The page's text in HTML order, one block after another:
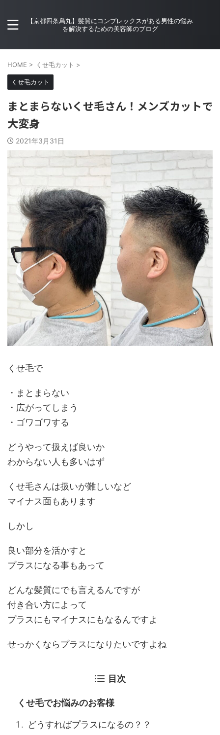
【京都四条烏丸】髪質にコンプレックスがある男性の悩み
を解決するための美容師のブログ
HOME > くせ毛カット >
くせ毛カット
まとまらないくせ毛さん！メンズカットで
大変身
2021年3月31日
くせ毛で
・まとまらない
・広がってしまう
・ゴワゴワする
どうやって扱えば良いか
わからない人も多いはず
くせ毛さんは扱いが難しいなど
マイナス面もあります
しかし
良い部分を活かすと
プラスになる事もあって
どんな髪質にでも言えるんですが
付き合い方によって
プラスにもマイナスにもなるんですよ
せっかくならプラスになりたいですよね
目次
くせ毛でお悩みのお客様
どうすればプラスになるの？？